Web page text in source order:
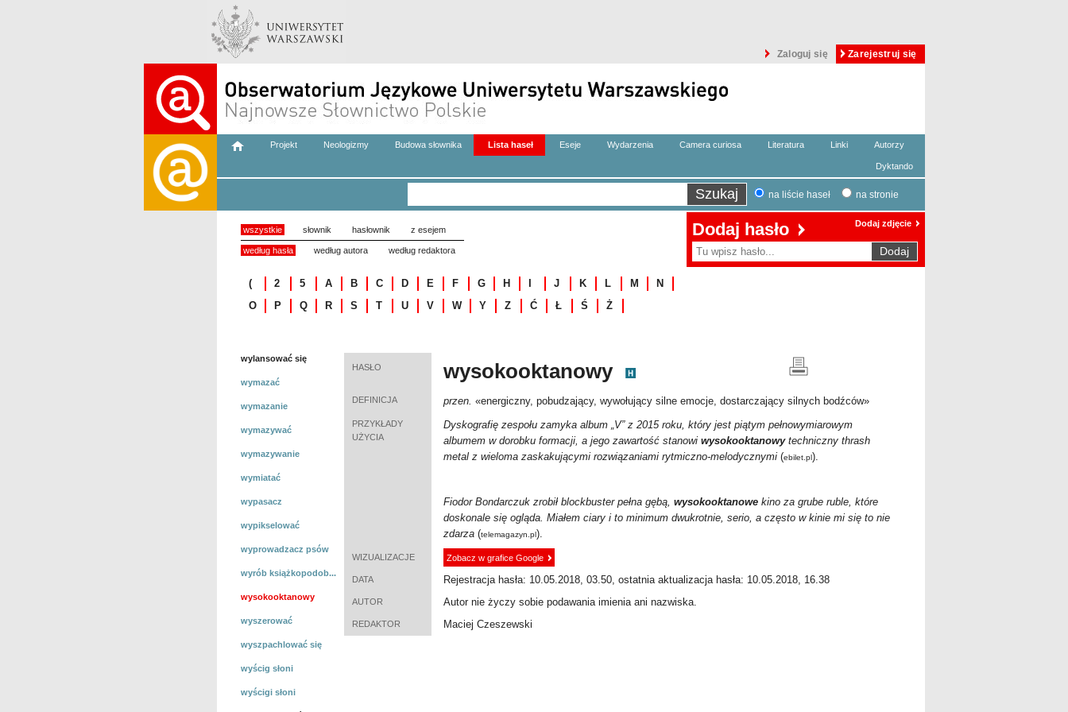
Zaloguj się Zarejestruj się
Projekt Neologizmy Budowa słownika Lista haseł Eseje Wydarzenia Camera curiosa Literatura Linki Autorzy
Dyktando
na liście haseł na stronie
wszystkie słownik hasłownik z esejem
według hasła według autora według redaktora
( 2 5 A B C D E F G H J K L M
N
O
P Q R S T U V W Y Z Ć Ł Ś Ż
Dodaj hasło Dodaj zdjęcie
wylansować się
wymazać
wymazanie
wymazywać
wymazywanie
wymiatać
wypasacz
wypikselować
wyprowadzacz psów
wyrób książkopodob...
wysokooktanowy
wyszerować
wyszpachlować się
wyścig słoni
wyścigi słoni
HASŁO wysokooktanowy
DEFINICJA przen. «energiczny, pobudzający, wywołujący silne emocje, dostarczający silnych bodźców»
PRZYKŁADY
UŻYCIA
Dyskografię zespołu zamyka album „V” z 2015 roku, który jest piątym pełnowymiarowym
albumem w dorobku formacji, a jego zawartość stanowi wysokooktanowytechniczny thrash
metal z wieloma zaskakującymi rozwiązaniami rytmiczno-melodycznymi(ebilet.pl).
Fiodor Bondarczuk zrobił blockbuster pełna gębą, wysokooktanowekino za grube ruble, które
doskonale się ogląda. Miałem ciary i to minimum dwukrotnie, serio, a często w kinie mi się to nie
zdarza(telemagazyn.pl).
WIZUALIZACJE Zobacz w grafice Google
DATA Rejestracja hasła: 10.05.2018, 03.50, ostatnia aktualizacja hasła: 10.05.2018, 16.38
AUTOR Autor nie życzy sobie podawania imienia ani nazwiska.
REDAKTOR Maciej Czeszewski